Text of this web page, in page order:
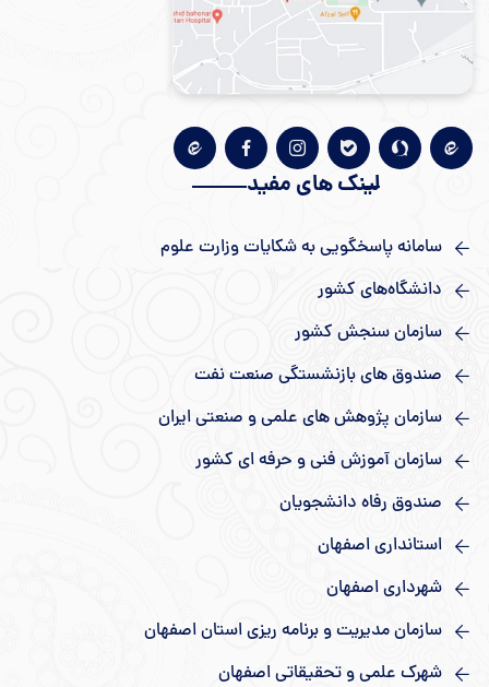
لینک های مفید
سامانه پاسخگویی به شکایات وزارت علوم
دانشگاه‌های کشور
سازمان سنجش کشور
صندوق های بازنشستگی صنعت نفت
سازمان پژوهش های علمی و صنعتی ایران
سازمان آموزش فنی و حرفه ای کشور
صندوق رفاه دانشجویان
استانداری اصفهان
شهرداری اصفهان
سازمان مدیریت و برنامه ریزی استان اصفهان
شهرک علمی و تحقیقاتی اصفهان